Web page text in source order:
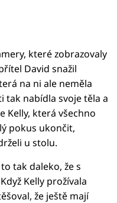
které zobrazovaly
David snažil
na ni ale neměla
tak nabídla svoje těla a
Kelly, která všechno
pokus ukončit,
u stolu.
tak daleko, že s
Kelly prožívala
že ještě mají